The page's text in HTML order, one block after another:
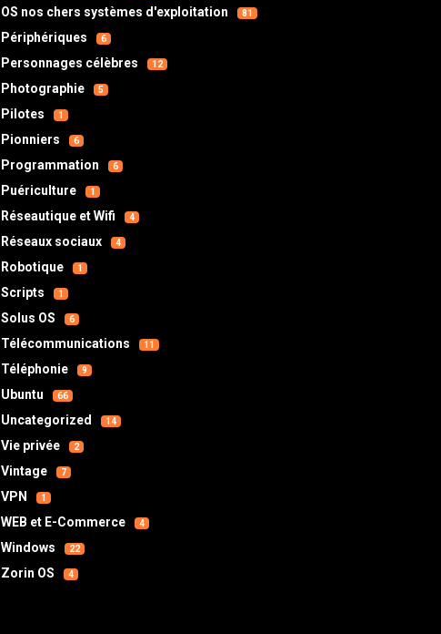
OS nos chers systèmes d'exploitation 81
Périphériques 6
Personnages célèbres 12
Photographie 5
Pilotes 1
Pionniers 6
Programmation 6
Puériculture 1
Réseautique et Wifi 4
Réseaux sociaux 4
Robotique 1
Scripts 1
Solus OS 6
Télécommunications 11
Téléphonie 9
Ubuntu 66
Uncategorized 14
Vie privée 2
Vintage 7
VPN 1
WEB et E-Commerce 4
Windows 22
Zorin OS 4